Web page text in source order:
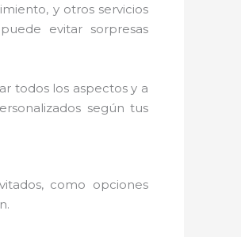
y otros servicios
evitar sorpresas
todos los aspectos y a
según tus
como opciones